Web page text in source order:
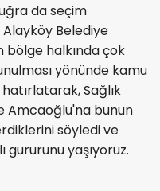
da seçim
Alayköy Belediye
bölge halkında çok
yönünde kamu
Sağlık
Amcaoğlu'na bunun
söyledi ve
gururunu yaşıyoruz.